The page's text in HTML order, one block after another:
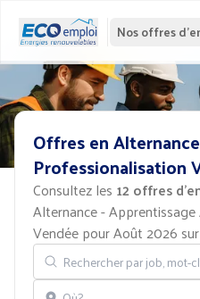
Nos offres
OffresenAlternance
Professionalisation
Consultez les 12 offres
Alternance -
Vendée pour Août 2026
Rechercher par job, mot-clé
Localisation